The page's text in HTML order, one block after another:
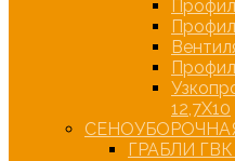
12,7Х10
ГРАБЛИ